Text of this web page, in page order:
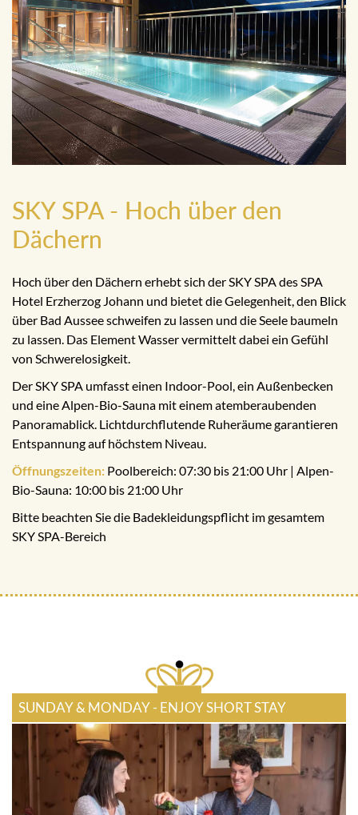
SKY SPA - Hoch über den
Dächern
Hoch über den Dächern erhebt sich der SKY SPA des SPA
Hotel Erzherzog Johann und bietet die Gelegenheit, den Blick
über Bad Aussee schweifen zu lassen und die Seele baumeln
zu lassen. Das Element Wasser vermittelt dabei ein Gefühl
von Schwerelosigkeit.
Der SKY SPA umfasst einen Indoor-Pool, ein Außenbecken
und eine Alpen-Bio-Sauna mit einem atemberaubenden
Panoramablick. Lichtdurchflutende Ruheräume garantieren
Entspannung auf höchstem Niveau.
Öffnungszeiten: Poolbereich: 07:30 bis 21:00 Uhr | Alpen-
Bio-Sauna: 10:00 bis 21:00 Uhr
Bitte beachten Sie die Badekleidungspflicht im gesamtem
SKY SPA-Bereich
SUNDAY & MONDAY - ENJOY SHORT STAY